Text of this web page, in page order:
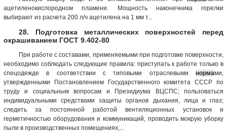
ацетиленокислородном пламени. Мощность наконечника горелки
выбирают из расчета 200 л/ч ацетилена на 1 мм т...
28. Подготовка металлических поверхностей перед
окрашиванием ГОСТ 9.402-80
При работе с составами, применяемыми при подготовке поверхности,
необходимо соблюдать следующие правила: приступать к работе только в
спецодежде в соответствии с типовыми отраслевыми нормами,
утвержденными Постановлением Государственного комитета СССР по
труду и социальным вопросам и Президиума ВЦСПС; пользоваться
индивидуальными средствами защиты органов дыхания, лица и глаз;
следить за постоянной работой вентиляционных установок и
герметичностью оборудования и коммуникаций, проводить мокрую уборку
пыли в производственных помещениях;...